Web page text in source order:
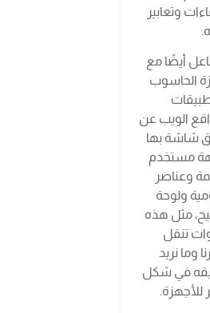
وتعابير
أيضًا مع
الحاسوب
الويب عن
شاشة بها
مستخدم
وعناصر
ولوحة
مثل هذه
تنقل
وما نريد
في شكل
للأجهزة.